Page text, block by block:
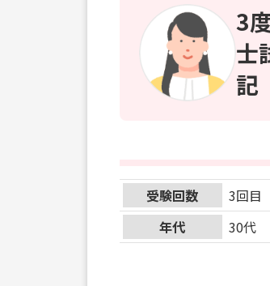
3
士
記
受験回数 3回目
年代
30代